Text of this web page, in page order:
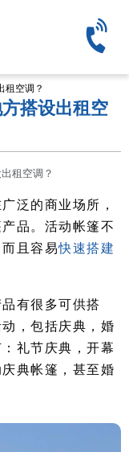
租空调？
搭设出租空
租空调？
泛的商业场所，
品。活动帐篷不
且容易快速搭建
有很多可供搭
，包括庆典，婚
礼节庆典，开幕
典帐篷，甚至婚